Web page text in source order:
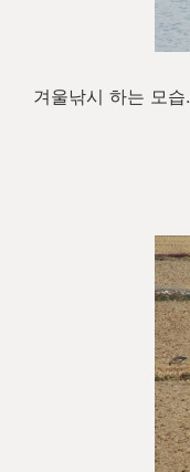
겨울낚시 하는 모습.